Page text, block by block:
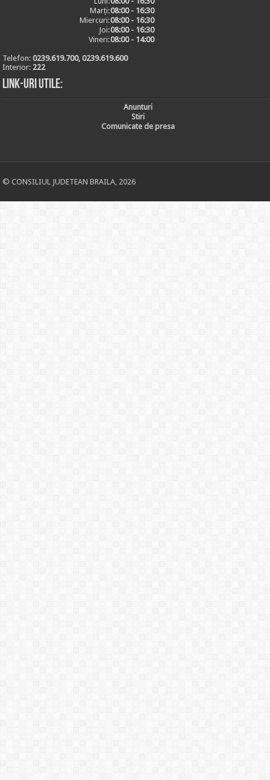
Marți:08:00 - 16:30
Miercuri:08:00 - 16:30
Joi:08:00 - 16:30
Vineri:08:00 - 14:00
Telefon:0239.619.700, 0239.619.600
Interior: 222
Link-uri utile:
Anunturi
Stiri
Comunicate de presa
© CONSILIUL JUDETEAN BRAILA, 2026